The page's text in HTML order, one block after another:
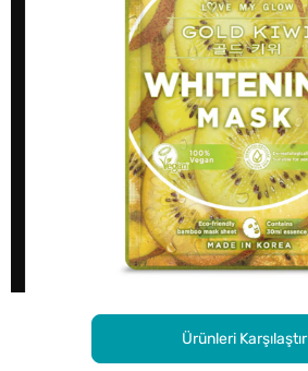
Ürünleri Karşılaştır